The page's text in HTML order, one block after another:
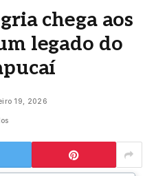
chega aos
legado do
19, 2026